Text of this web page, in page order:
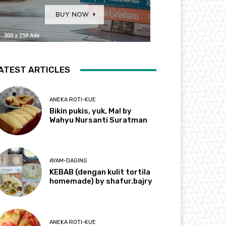
ARTICLES
ANEKA ROTI-KUE
Bikin pukis, yuk, Ma! by
Wahyu Nursanti Suratman
AYAM-DAGING
KEBAB (dengan kulit tortila
homemade) by shafur.bajry
ANEKA ROTI-KUE